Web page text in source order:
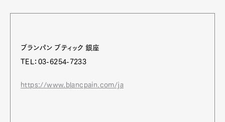
ブランパン ブティック 銀座
TEL：03-6254-7233
https://www.blancpain.com/ja